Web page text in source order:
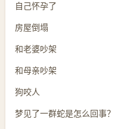
自己怀孕了
房屋倒塌
和老婆吵架
和母亲吵架
狗咬人
梦见了一群蛇是怎么回事？